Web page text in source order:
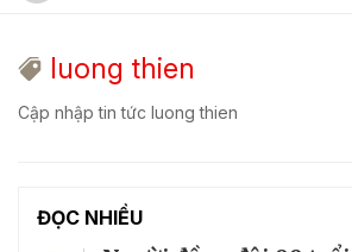
luong thien
Cập nhập tin tức luong thien
ĐỌC NHIỀU